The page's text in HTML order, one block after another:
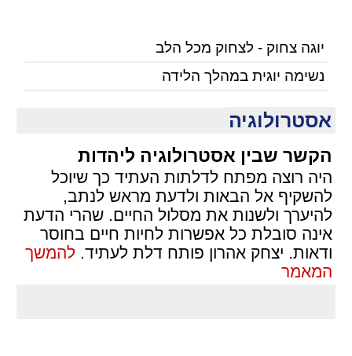
יוגה צחוק - לצחוק מכל הלב
נשימה יוגית במהלך הלידה
אסטרולוגיה
הקשר שבין אסטרולוגיה ליהדות
היה רוצה מפתח לדלתות העתיד כך שיוכל
להשקיף אל הבאות ולדעת מראש לנתב,
להיערך ולשנות את מסלול החיים. שהרי הדעת
אינה סובלת כל אפשרות לחיות חיים בחוסר
ודאות. יצחק אהרון פותח דלת לעתיד. להמשך
המאמר